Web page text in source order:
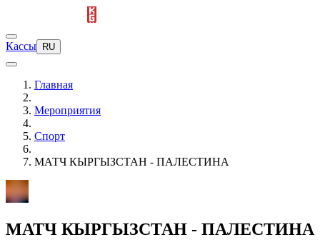
Кассы RU
Главная
Мероприятия
Спорт
МАТЧ КЫРГЫЗСТАН - ПАЛЕСТИНА
МАТЧ КЫРГЫЗСТАН - ПАЛЕСТИНА